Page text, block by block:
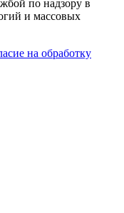
по надзору в
и массовых
на обработку